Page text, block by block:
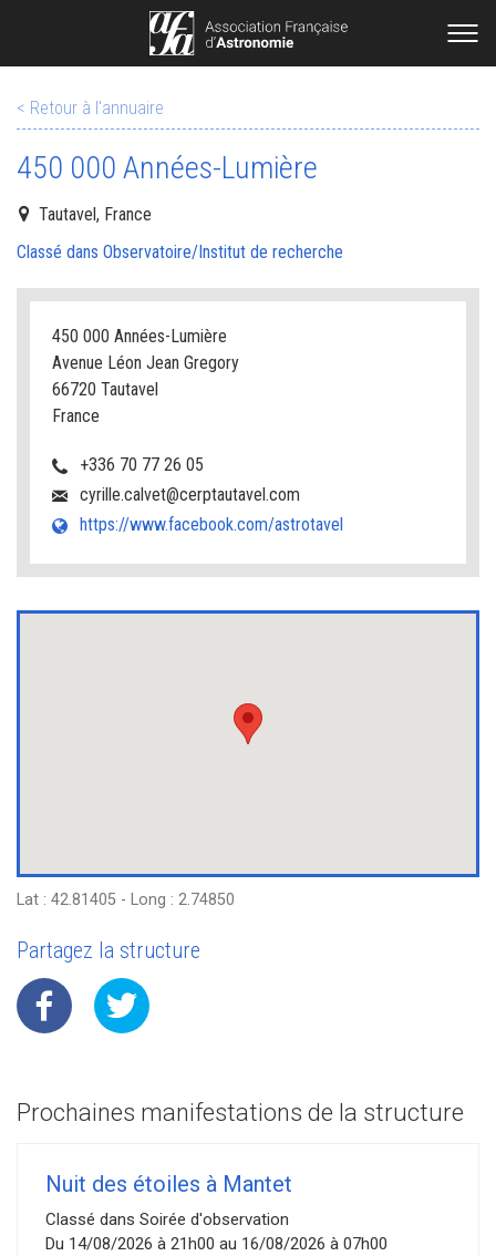
< Retour à l'annuaire
450 000 Années-Lumière
Tautavel, France
Classé dans Observatoire/Institut de recherche
450 000 Années-Lumière
Avenue Léon Jean Gregory
66720 Tautavel
France
+336 70 77 26 05
cyrille.calvet@cerptautavel.com
https://www.facebook.com/astrotavel
Lat : 42.81405 - Long : 2.74850
Partagez la structure
Prochaines manifestations de la structure
Nuit des étoiles à Mantet
Classé dans Soirée d'observation
Du 14/08/2026 à 21h00 au 16/08/2026 à 07h00